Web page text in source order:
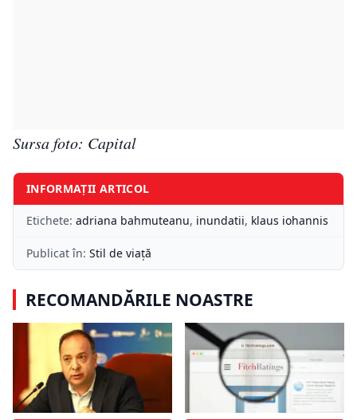
Sursa foto: Capital
INFORMAȚII ARTICOL
Etichete: adriana bahmuteanu, inundatii, klaus iohannis
Publicat în: Stil de viață
RECOMANDĂRILE NOASTRE